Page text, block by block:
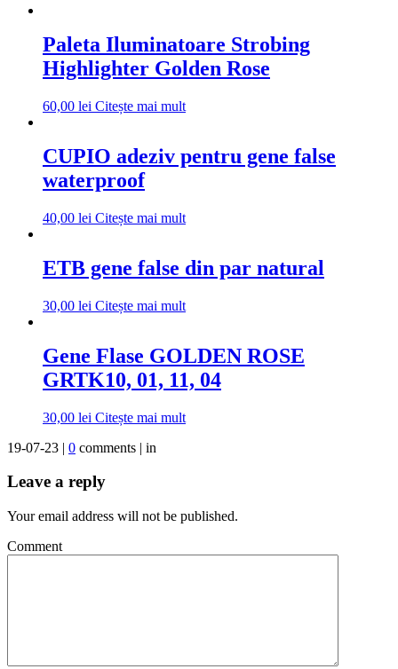
Paleta Iluminatoare Strobing
Highlighter Golden Rose
60,00 lei Citește mai mult
CUPIO adeziv pentru gene false
waterproof
40,00 lei Citește mai mult
ETB gene false din par natural
30,00 lei Citește mai mult
Gene Flase GOLDEN ROSE
GRTK10, 01, 11, 04
30,00 lei Citește mai mult
19-07-23 | 0 comments | in
Leave a reply
Your email address will not be published.
Comment